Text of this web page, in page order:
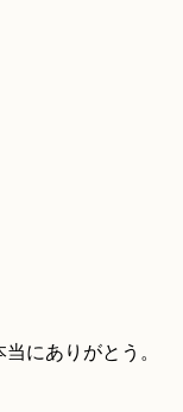
にありがとう。